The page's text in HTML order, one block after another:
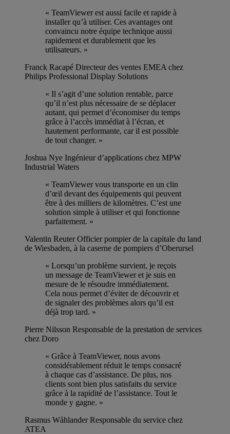
« TeamViewer est aussi facile et rapide à
installer qu’à utiliser. Ces avantages ont
convaincu notre équipe technique aussi
rapidement et durablement que les
utilisateurs. »
Franck Racapé Directeur des ventes EMEA chez
Philips Professional Display Solutions
« Il s’agit d’une solution rentable, parce
qu’il n’est plus nécessaire de se déplacer
autant, qui permet d’économiser du temps
grâce à l’accès immédiat à l’écran, et
hautement performante, car il est possible
de tout changer. »
Joshua Nye Ingénieur d’applications chez MPW
Industrial Waters
« TeamViewer vous transporte en un clin
d’œil devant des équipements qui peuvent
être à des milliers de kilomètres. C’est une
solution simple à utiliser et qui fonctionne
parfaitement. »
Valentin Reuter Officier pompier de la capitale du land
de Wiesbaden, à la caserne de pompiers d’Oberursel
« Lorsqu’un problème survient, je reçois
un message de TeamViewer et je suis en
mesure de le résoudre immédiatement.
Cela nous permet d’éviter de découvrir et
de signaler des problèmes alors qu’il est
déjà trop tard. »
Pierre Nilsson Responsable de la prestation de services
chez Doro
« Grâce à TeamViewer, nous avons
considérablement réduit le temps consacré
à chaque cas d’assistance. De plus, nos
clients sont bien plus satisfaits du service
grâce à la rapidité de l’assistance. Tout le
monde y gagne. »
Rasmus Wåhlander Responsable du service chez
ATEA